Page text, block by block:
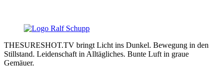
THESURESHOT.TV bringt Licht ins Dunkel. Bewegung in den
Stillstand. Leidenschaft in Alltägliches. Bunte Luft in graue
Gemäuer.